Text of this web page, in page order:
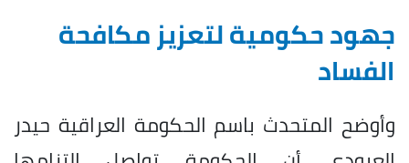
جهود حكومية لتعزيز مكافحة
الفساد
وأوضح المتحدث باسم الحكومة العراقية حيدر